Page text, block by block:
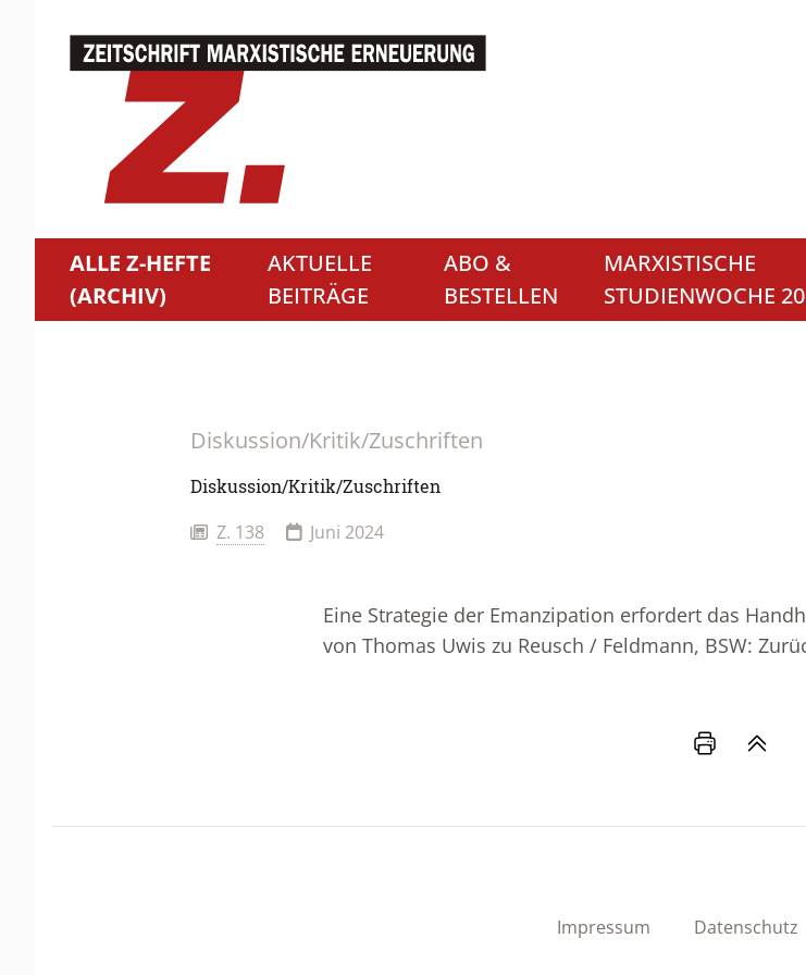
ALLE Z-HEFTE
(ARCHIV)
AKTUELLE
BEITRÄGE
ABO &
BESTELLEN
MARXISTISCHE
STUDIENWOCHE
Diskussion/Kritik/Zuschriften
Diskussion/Kritik/Zuschriften
Z. 138 Juni 2024
Eine Strategie der Emanzipation erfordert das
von Thomas Uwis zu Reusch / Feldmann, BSW:
Impressum Datenschutz